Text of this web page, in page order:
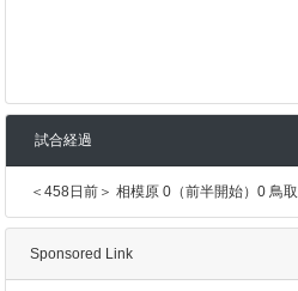
試合経過
＜458日前＞ 相模原 0（前半開始）0 鳥取
Sponsored Link